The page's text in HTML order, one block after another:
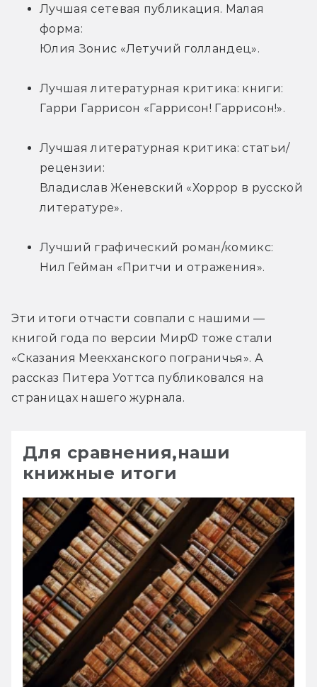
Лучшая сетевая публикация. Малая
форма:
Юлия Зонис «Летучий голландец».
Лучшая литературная критика: книги:
Гарри Гаррисон «Гаррисон! Гаррисон!».
Лучшая литературная критика: статьи/
рецензии:
Владислав Женевский «Хоррор в русской
литературе».
Лучший графический роман/комикс:
Нил Гейман «Притчи и отражения».
Эти итоги отчасти совпали с нашими —
книгой года по версии МирФ тоже стали
«Сказания Меекханского пограничья». А
рассказ Питера Уоттса публиковался на
страницах нашего журнала.
Для сравнения,наши
книжные итоги